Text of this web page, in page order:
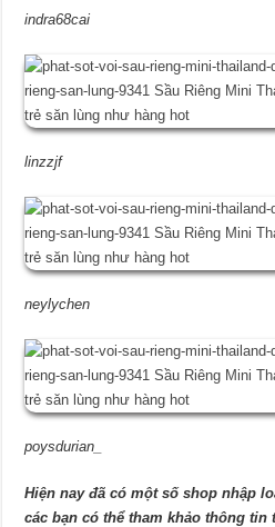
indra68cai
linzzjf
neylychen
poysdurian_
Hiện nay đã có một số shop nhập
các bạn có thể tham khảo thông tin